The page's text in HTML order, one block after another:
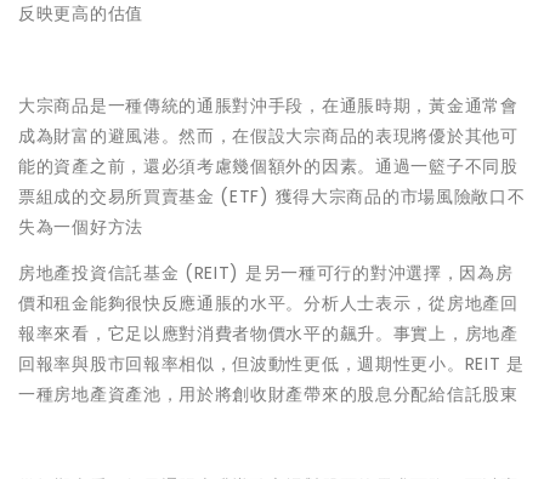
反映更高的估值
大宗商品是一種傳統的通脹對沖手段，在通脹時期，黃金通常會
成為財富的避風港。然而，在假設大宗商品的表現將優於其他可
能的資產之前，還必須考慮幾個額外的因素。通過一籃子不同股
票組成的交易所買賣基金 (ETF) 獲得大宗商品的市場風險敞口不
失為一個好方法
房地產投資信託基金 (REIT) 是另一種可行的對沖選擇，因為房
價和租金能夠很快反應通脹的水平。分析人士表示，從房地產回
報率來看，它足以應對消費者物價水平的飆升。事實上，房地產
回報率與股市回報率相似，但波動性更低，週期性更小。REIT 是
一種房地產資產池，用於將創收財產帶來的股息分配給信託股東